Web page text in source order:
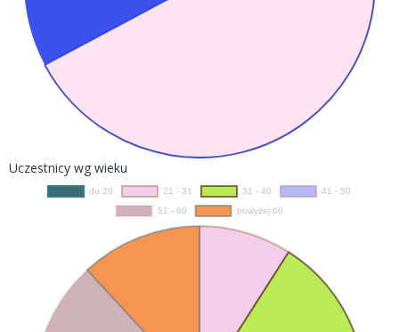
Uczestnicy wg wieku